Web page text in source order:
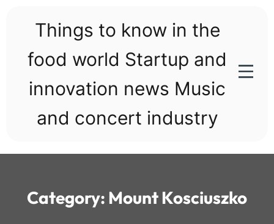
Things to know in the
food world Startup and
innovation news Music
and concert industry
Category: Mount Kosciuszko